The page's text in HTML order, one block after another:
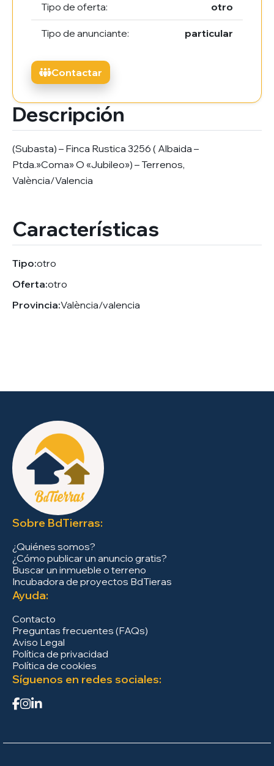
Descripción
(Subasta) – Finca Rustica 3256 ( Albaida –
Ptda.»Coma» O «Jubileo») – Terrenos,
València/Valencia
Características
Tipo:otro
Oferta:otro
Provincia:València/valencia
Tipo de oferta: otro
Tipo de anunciante: particular
Contactar
Sobre BdTierras:
¿Quiénes somos?
¿Cómo publicar un anuncio gratis?
Buscar un inmueble o terreno
Incubadora de proyectos BdTieras
Ayuda:
Contacto
Preguntas frecuentes (FAQs)
Aviso Legal
Política de privacidad
Política de cookies
Síguenos en redes sociales: